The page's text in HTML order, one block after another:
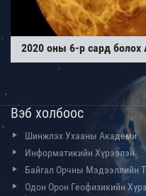
2020 оны 6-р сард
Вэб холбоос
Шинжлэх Ухааны Академи
Информатикийн Хүрээлэн
Байгал Орчны Мэдээллийн
Одон Орон Геофизикийн